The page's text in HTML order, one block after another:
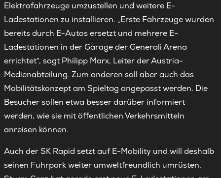
Elektrofahrzeuge umzustellen und weitere E-
Ladestationen zu installieren. „Erste Fahrzeuge wurden
bereits durch E-Autos ersetzt und mehrere E-
Ladestationen in der Garage der Generali Arena
errichtet“, sagt Philipp Marx, Leiter der Austria-
Medienabteilung. Zum anderen soll aber auch das
Mobilitätskonzept am Spieltag angepasst werden. Die
Besucher sollen etwa besser darüber informiert
werden, wie sie mit öffentlichen Verkehrsmitteln
anreisen können.
Auch der SK Rapid setzt auf E-Mobility und will deshalb
seinen Fuhrpark weiter umweltfreundlich umrüsten.